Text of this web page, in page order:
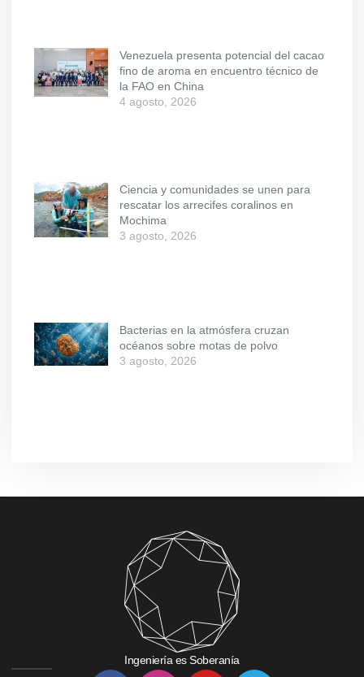
Venezuela presenta potencial del cacao
fino de aroma en encuentro técnico de
la FAO en China
4 agosto, 2026
Ciencia y comunidades se unen para
rescatar los arrecifes coralinos en
Mochima
3 agosto, 2026
Bacterias en la atmósfera cruzan
océanos sobre motas de polvo
3 agosto, 2026
Ingeniería es Soberanía